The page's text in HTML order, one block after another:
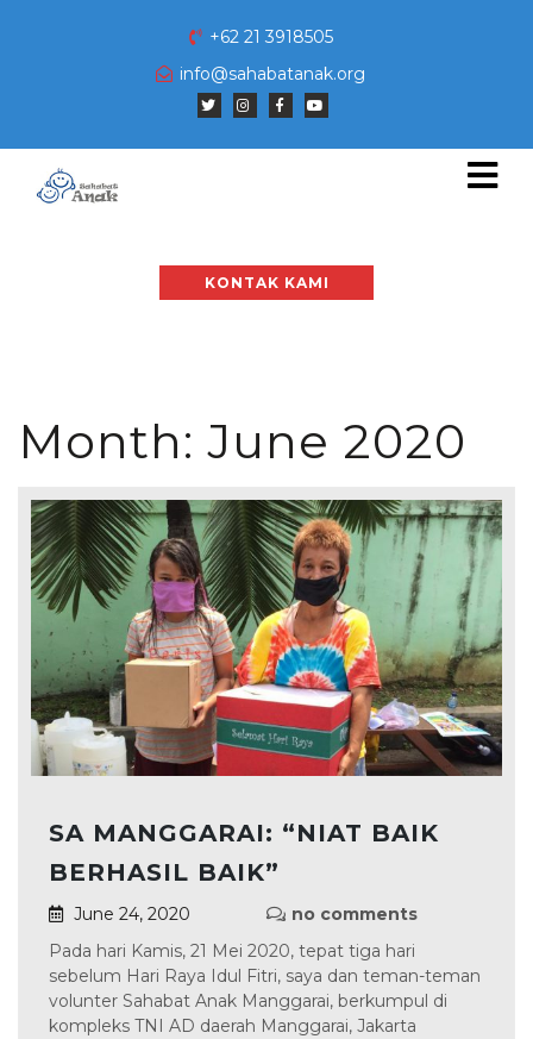
+62 21 3918505
info@sahabatanak.org
KONTAK KAMI
Month: June 2020
SA MANGGARAI: “NIAT BAIK
BERHASIL BAIK”
June 24, 2020
no comments
Pada hari Kamis, 21 Mei 2020, tepat tiga hari
sebelum Hari Raya Idul Fitri, saya dan teman-teman
volunter Sahabat Anak Manggarai, berkumpul di
kompleks TNI AD daerah Manggarai, Jakarta